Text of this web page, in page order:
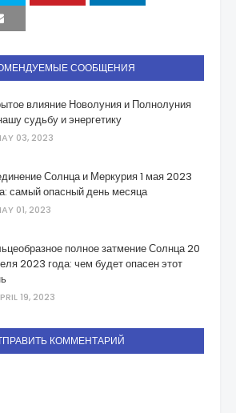
СООБЩЕНИЯ
влияние Новолуния и Полнолуния
судьбу и энергетику
03, 2023
Солнца и Меркурия 1 мая 2023
самый опасный день месяца
01, 2023
полное затмение Солнца 20
2023 года: чем будет опасен этот
19, 2023
КОММЕНТАРИЙ